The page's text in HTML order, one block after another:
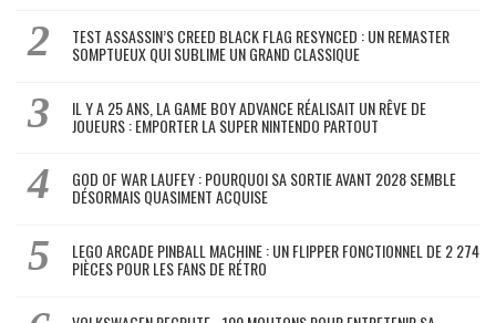
TEST ASSASSIN’S CREED BLACK FLAG RESYNCED : UN REMASTER
SOMPTUEUX QUI SUBLIME UN GRAND CLASSIQUE
IL Y A 25 ANS, LA GAME BOY ADVANCE RÉALISAIT UN RÊVE DE
JOUEURS : EMPORTER LA SUPER NINTENDO PARTOUT
GOD OF WAR LAUFEY : POURQUOI SA SORTIE AVANT 2028 SEMBLE
DÉSORMAIS QUASIMENT ACQUISE
LEGO ARCADE PINBALL MACHINE : UN FLIPPER FONCTIONNEL DE 2 274
PIÈCES POUR LES FANS DE RÉTRO